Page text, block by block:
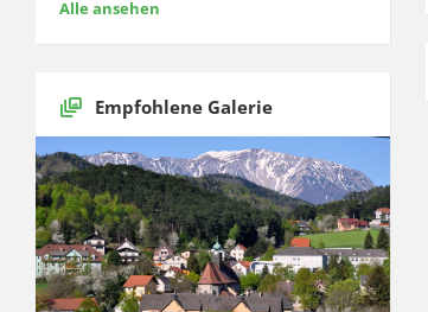
Alle ansehen
Empfohlene Galerie